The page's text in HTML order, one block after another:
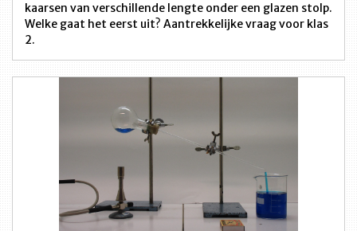
kaarsen van verschillende lengte onder een glazen stolp.
Welke gaat het eerst uit? Aantrekkelijke vraag voor klas
2.